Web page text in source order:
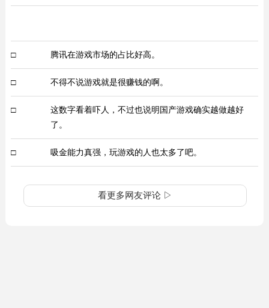
□ 腾讯在游戏市场的占比好高。
□ 不得不说游戏就是很赚钱的啊。
□
这数字看着吓人，不过也说明国产游戏确实越做越好
了。
□ 吸金能力真强，玩游戏的人也太多了吧。
看更多网友评论 ▷